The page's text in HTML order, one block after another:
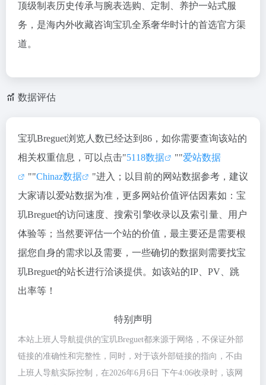
顶级制表历史传承与腕表选购、定制、养护一站式服
务，是海内外收藏咨询宝玑全系奢华时计的首选官方渠
道。
数据评估
宝玑Breguet浏览人数已经达到86，如你需要查询该站的
相关权重信息，可以点击"5118数据 ""爱站数据
""Chinaz数据
"进入；以目前的网站数据参考，建议
大家请以爱站数据为准，更多网站价值评估因素如：宝
玑Breguet的访问速度、搜索引擎收录以及索引量、用户
体验等；当然要评估一个站的价值，最主要还是需要根
据您自身的需求以及需要，一些确切的数据则需要找宝
玑Breguet的站长进行洽谈提供。如该站的IP、PV、跳
出率等！
特别声明
本站上班人导航提供的宝玑Breguet都来源于网络，不保证外部
链接的准确性和完整性，同时，对于该外部链接的指向，不由
上班人导航实际控制，在2026年6月6日 下午4:06收录时，该网